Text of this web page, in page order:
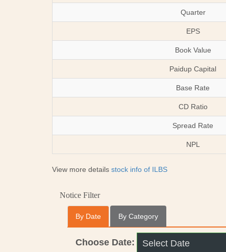
Quarter
EPS
Book Value
Paidup Capital
Base Rate
CD Ratio
Spread Rate
NPL
View more details stock info of ILBS
Notice Filter
By Date By Category
Choose Date: